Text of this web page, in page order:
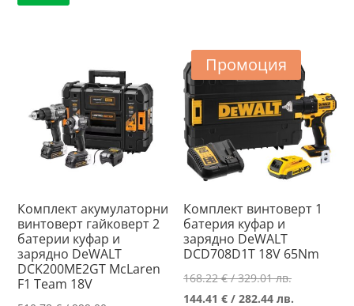
Комплект акумулаторни
винтоверт гайковерт 2
батерии куфар и
зарядно DeWALT
DCK200ME2GT McLaren
F1 Team 18V
Промоция
Комплект винтоверт 1
батерия куфар и
зарядно DeWALT
DCD708D1T 18V 65Nm
168.22€/ 329.01 лв.Original
price
144.41€ / 282.44 лв.